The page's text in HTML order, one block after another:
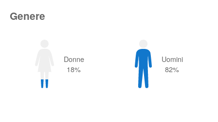
Genere
Donne
18%
Uomini
82%